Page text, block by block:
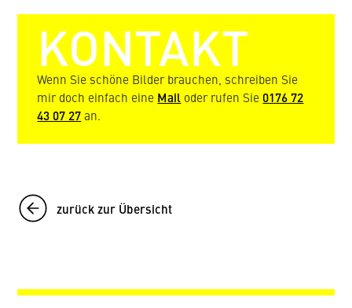
KONTAKT
Wenn Sie schöne Bilder brauchen, schreiben Sie
mir doch einfach eine Mail oder rufen Sie 0176 72
43 07 27an.
zurück zur Übersicht